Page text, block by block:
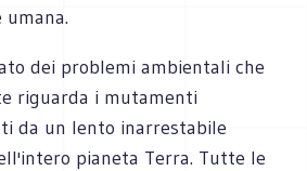
dei problemi ambientali che
riguarda i mutamenti
da un lento inarrestabile
pianeta Terra. Tutte le